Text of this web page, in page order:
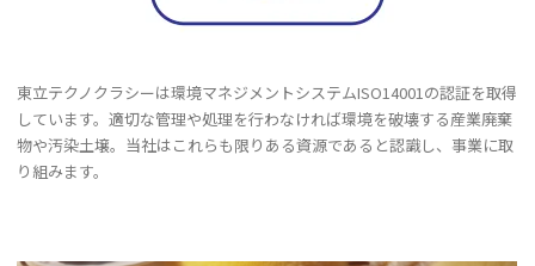
東立テクノクラシーは環境マネジメントシステムISO14001の認証を取得
しています。適切な管理や処理を行わなければ環境を破壊する産業廃棄
物や汚染土壌。当社はこれらも限りある資源であると認識し、事業に取
り組みます。